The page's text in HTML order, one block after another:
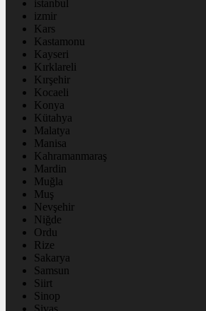
istanbul
izmir
Kars
Kastamonu
Kayseri
Kırklareli
Kırşehir
Kocaeli
Konya
Kütahya
Malatya
Manisa
Kahramanmaraş
Mardin
Muğla
Muş
Nevşehir
Niğde
Ordu
Rize
Sakarya
Samsun
Siirt
Sinop
Sivas